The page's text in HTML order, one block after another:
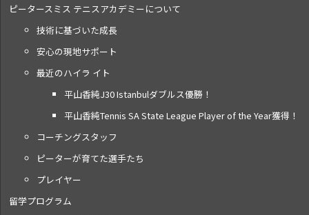
ピータースミス テニスアカデミーについて
技術に基づいた成長
安心の現地サポート
最近のハイラ イト
平山香純J30 Istanbulダブルス優勝！
平山香純Tennis SA State League Player of the Year獲得！
コーチングスタッフ
ピーターが育てた選手たち
プレイヤー
留学プログラム